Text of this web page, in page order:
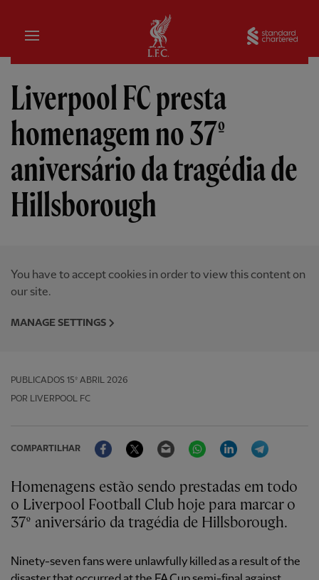
Inicial
Liverpool FC presta
homenagem no 37º
aniversário da tragédia de
Hillsborough
You have to accept cookies in order to view this content on
our site.
MANAGE SETTINGS
PUBLICADOS 15º ABRIL 2026
POR LIVERPOOL FC
COMPARTILHAR
FacebookTwitter Email WhatsAppLinkedIn
Homenagens estão sendo prestadas em todo
o Liverpool Football Club hoje para marcar o
37º aniversário da tragédia de Hillsborough.
Ninety-seven fans were unlawfully killed as a result of the